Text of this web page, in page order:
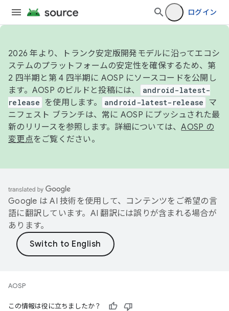
ログイン
2026 年より、トランク安定版開発モデルに沿ってエコシ
ステムのプラットフォームの安定性を確保するため、第
2 四半期と第 4 四半期に AOSP にソースコードを公開し
ます。AOSP のビルドと投稿には、
android-latest-
release
を使用します。 android-latest-release
マ
ニフェスト ブランチは、常に AOSP にプッシュされた最
新のリリースを参照します。詳細については、AOSP の
変更点をご覧ください。
Google は AI 技術を使用して、コンテンツをご希望の言
語に翻訳しています。AI 翻訳には誤りが含まれる場合が
あります。
AOSP
この情報は役に立ちましたか？